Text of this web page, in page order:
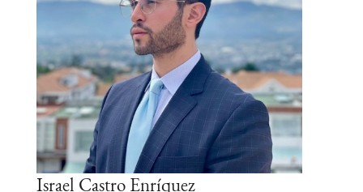
Israel Castro Enríquez